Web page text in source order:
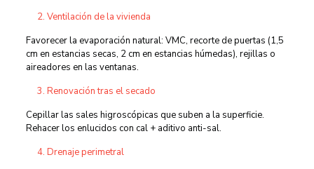
Ventilación de la vivienda
Favorecer la evaporación natural: VMC, recorte de puertas (1,5
cm en estancias secas, 2 cm en estancias húmedas), rejillas o
aireadores en las ventanas.
Renovación tras el secado
Cepillar las sales higroscópicas que suben a la superficie.
Rehacer los enlucidos con cal + aditivo anti-sal.
Drenaje perimetral